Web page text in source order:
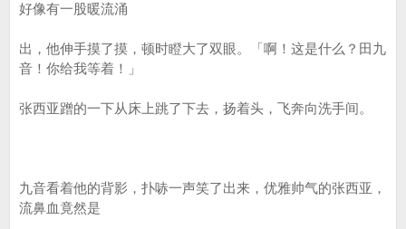
好像有一股暖流涌
出，他伸手摸了摸，顿时瞪大了双眼。「啊！这是什么？田九
音！你给我等着！」
张西亚蹭的一下从床上跳了下去，扬着头，飞奔向洗手间。
九音看着他的背影，扑哧一声笑了出来，优雅帅气的张西亚，
流鼻血竟然是